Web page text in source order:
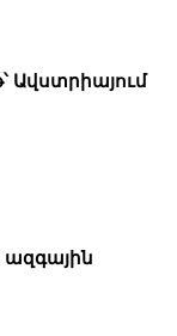
Ավստրիայում
ազգային